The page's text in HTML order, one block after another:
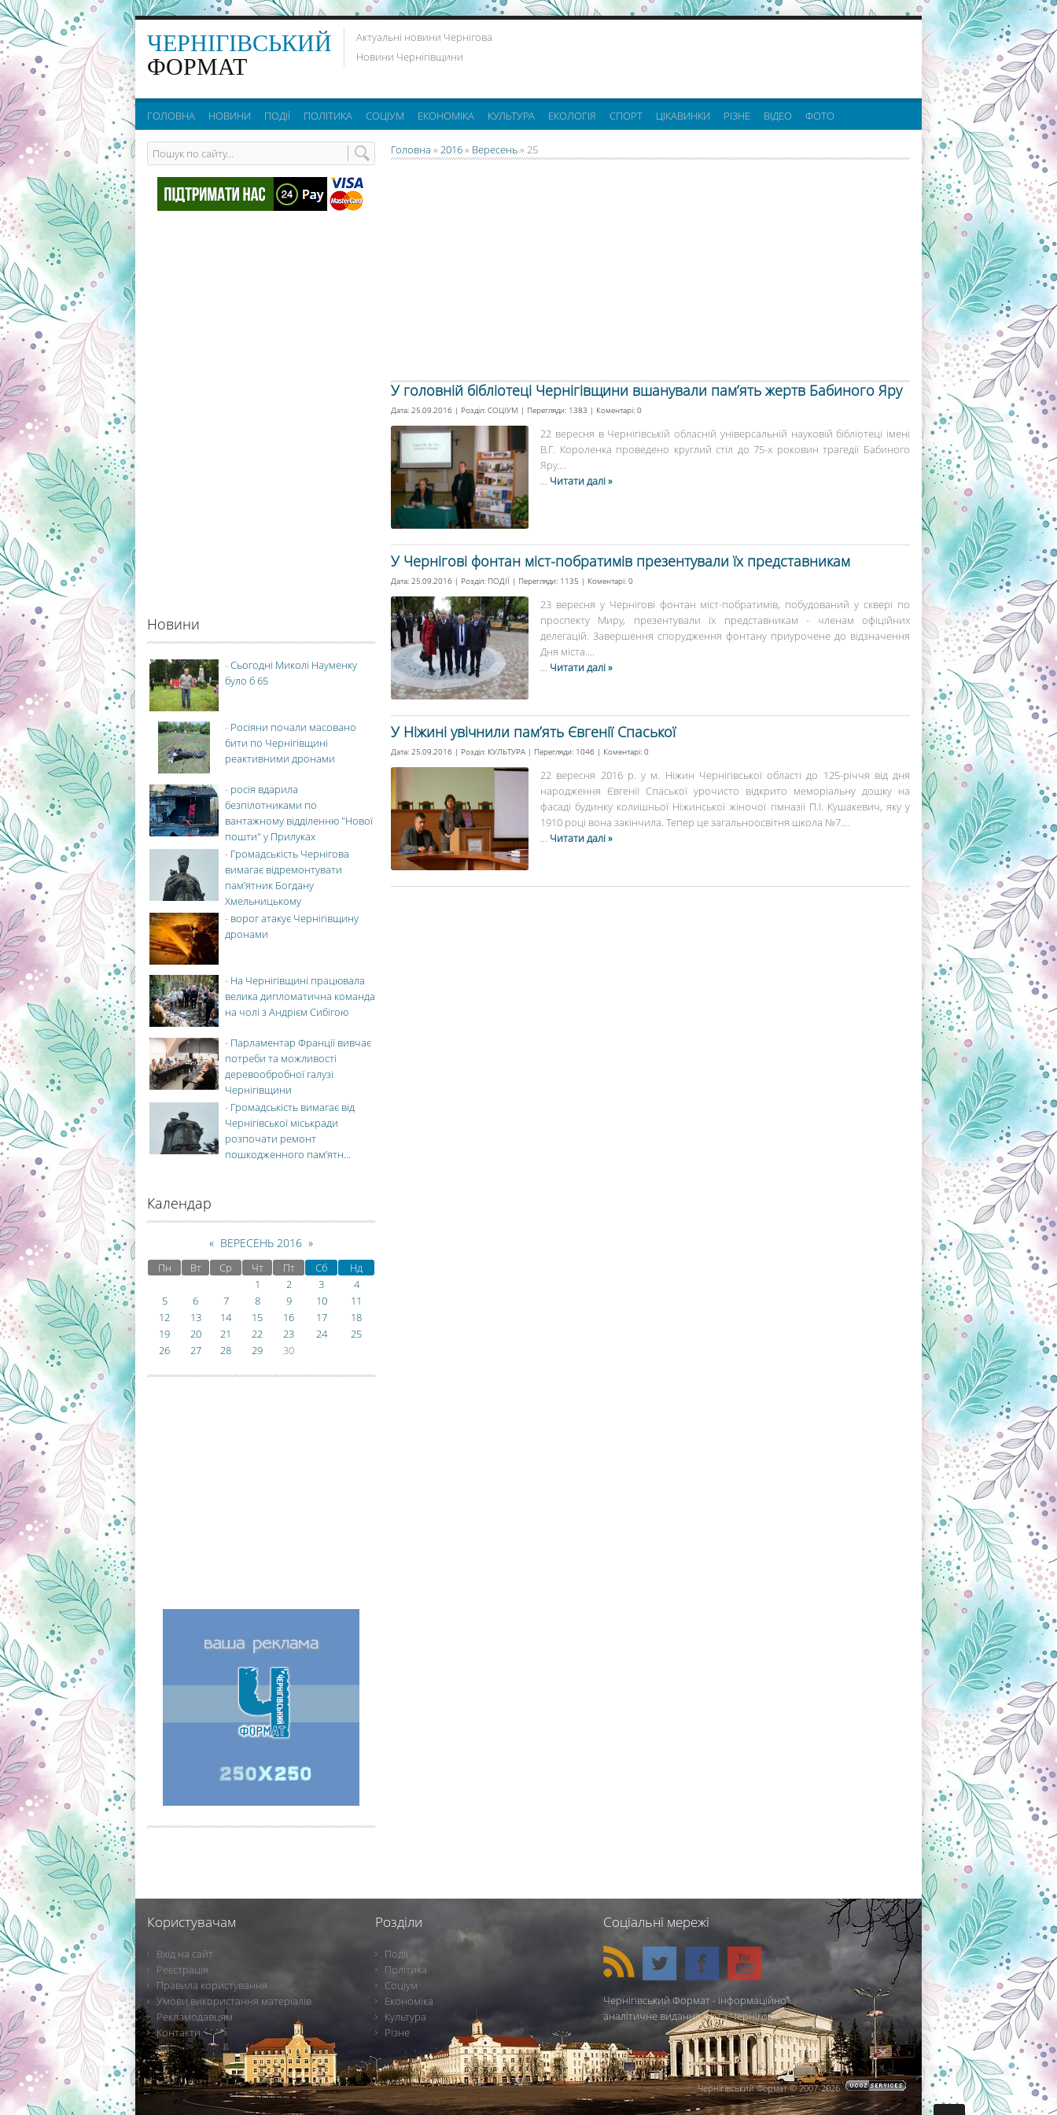
реклама партнерів:
ЧЕРНІГІВСЬКИЙ
ФОРМАТ
Актуальні новини Чернігова
Новини Чернігівщини
ГОЛОВНА НОВИНИ ПОДІЇ ПОЛІТИКА СОЦІУМ ЕКОНОМІКА КУЛЬТУРА ЕКОЛОГІЯ СПОРТ ЦІКАВИНКИ РІЗНЕ ВІДЕО ФОТО
Головна » 2016» Вересень» 25
У головній бібліотеці Чернігівщини вшанували пам’ять жертв Бабиного Яру
Дата: 25.09.2016 | Розділ: СОЦІУМ | Перегляди: 1383 | Коментарі: 0
22 вересня в Чернігівській обласній універсальній науковій бібліотеці імені
В.Г. Короленка проведено круглий стіл до 75-х роковин трагедії Бабиного
Яру....
... Читати далі »
У Чернігові фонтан міст-побратимів презентували їх представникам
Дата: 25.09.2016 | Розділ: ПОДІЇ | Перегляди: 1135 | Коментарі: 0
23 вересня у Чернігові фонтан міст-побратимів, побудований у сквері по
проспекту Миру, презентували їх представникам - членам офіційних
делегацій. Завершення спорудження фонтану приурочене до відзначення
Дня міста....
... Читати далі »
У Ніжині увічнили пам’ять Євгенії Спаської
Дата: 25.09.2016 | Розділ: КУЛЬТУРА | Перегляди: 1046 | Коментарі: 0
22 вересня 2016 р. у м. Ніжин Чернігівської області до 125-річчя від дня
народження Євгенії Спаської урочисто відкрито меморіальну дошку на
фасаді будинку колишньої Ніжинської жіночої гімназії П.І. Кушакевич, яку у
1910 році вона закінчила. Тепер це загальноосвітня школа №7....
... Читати далі »
Новини
-Сьогодні Миколі Науменку
було б 65
- Росіяни почали масовано
бити по Чернігівщині
реактивними дронами
- росія вдарила
безпілотниками по
вантажному відділенню "Нової
пошти" у Прилуках
- Громадськість Чернігова
вимагає відремонтувати
пам’ятник Богдану
Хмельницькому
- ворог атакує Чернігівщину
дронами
- На Чернігівщині працювала
велика дипломатична команда
на чолі з Андрієм Сибігою
- Парламентар Франції вивчає
потреби та можливості
деревообробної галузі
Чернігівщини
- Громадськість вимагає від
Чернігівської міськради
розпочати ремонт
пошкодженного пам’ятн...
Календар
« ВЕРЕСЕНЬ 2016 »
Пн Вт Ср Чт Пт Сб
Нд
1
2 3
4
5
6 7 8 9 10
11
12
13 14 15 16 17
18
19
20 21 22 23 24
25
26
27 28 29 30
Користувачам
Вхід на сайт
Реєстрація
Правила користування
Умови використання матеріалів
Рекламодавцям
Контакти
Розділи
Події
Політика
Соціум
Економіка
Культура
Різне
Соціальні мережі
Чернігівський Формат - інформаційно-
аналітичне видання міста Чернігова.
Чернігівський Формат © 2007-2026. .